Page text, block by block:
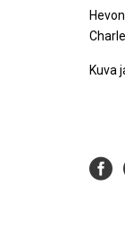
Kuva